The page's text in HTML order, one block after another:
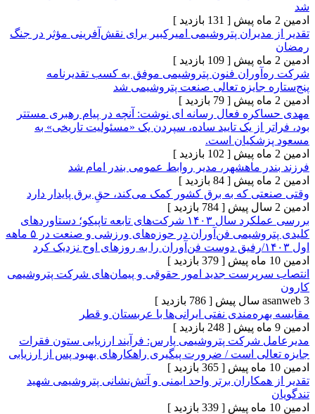
[ 131 بازدید ]
پتروشیمی امیرکبیر برای نقش‌آفرینی مؤثر در جنگ
[ 109 بازدید ]
فنون پتروشیمی موفق به کسب تقدیرنامه
تعالی صنعت پتروشیمی شد
[ 79 بازدید ]
فعال رسانه ای نوشت: آنچه در پیام رهبری مستتر
از یک تایید ساده، سپردن یک «مسئولیت تاریخی» به
است.
[ 102 بازدید ]
ماهشهر، مدیر روابط عمومی بندر امام شد
[ 84 بازدید ]
که به برق کشور کمک می‌کند، حقِ برق پایدار دارد
[ 784 بازدید ]
بررسی عملکرد سال ۱۴۰۳ شرکت‌های تابعه تاپیکو؛ دستاوردهای
کلیدی پتروشیمی فن‌آوران در حوزه‌های ورزشی و صنعت در ۵ ماهه
[ 379 بازدید ]
جدید امور حقوقی و پیمان‌های شرکت پتروشیمی
[ 786 بازدید ]
نفتی ایرانی‌ها با عربستان و قطر
[ 248 بازدید ]
شرکت پتروشیمی پارس: فرآیند ارزیابی ستون فقرات
است / ضرورت پیگیری راهکارهای بهبود پس از ارزیابی
[ 365 بازدید ]
برتر واحد ایمنی و آتش‌نشانی پتروشیمی شهید
[ 339 بازدید ]